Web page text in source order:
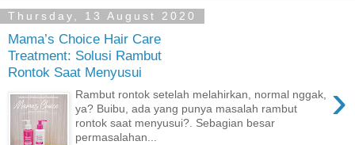
Thursday, 13 August 2020
Mama’s Choice Hair Care
Treatment: Solusi Rambut
Rontok Saat Menyusui
›
Rambut rontok setelah melahirkan, normal nggak,
ya? Buibu, ada yang punya masalah rambut
rontok saat menyusui?. Sebagian besar
permasalahan...